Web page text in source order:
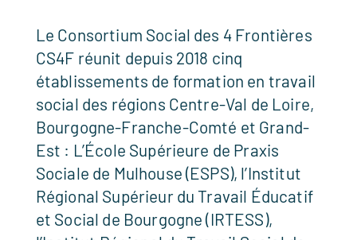
Le Consortium Social des 4 Frontières
CS4F réunit depuis 2018 cinq
établissements de formation en travail
social des régions Centre-Val de Loire,
Bourgogne-Franche-Comté et Grand-
Est : L’École Supérieure de Praxis
Sociale de Mulhouse (ESPS), l’Institut
Régional Supérieur du Travail Éducatif
et Social de Bourgogne (IRTESS),